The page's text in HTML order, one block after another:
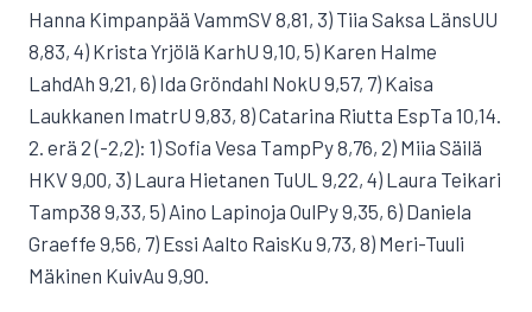
Hanna Kimpanpää VammSV 8,81, 3) Tiia Saksa LänsUU
8,83, 4) Krista Yrjölä KarhU 9,10, 5) Karen Halme
LahdAh 9,21, 6) Ida Gröndahl NokU 9,57, 7) Kaisa
Laukkanen ImatrU 9,83, 8) Catarina Riutta EspTa 10,14.
2. erä 2 (-2,2): 1) Sofia Vesa TampPy 8,76, 2) Miia Säilä
HKV 9,00, 3) Laura Hietanen TuUL 9,22, 4) Laura Teikari
Tamp38 9,33, 5) Aino Lapinoja OulPy 9,35, 6) Daniela
Graeffe 9,56, 7) Essi Aalto RaisKu 9,73, 8) Meri-Tuuli
Mäkinen KuivAu 9,90.